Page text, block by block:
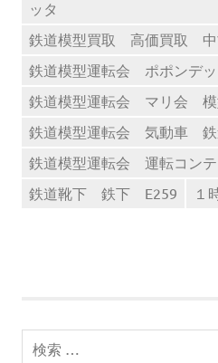
ッタ
鉄道模型買取 高価買取 中
鉄道模型運転会 ポポンデ
鉄道模型運転会 マリ会 模
鉄道模型運転会 気動車 鉄
鉄道模型運転会 運転コン
鉄道靴下 鉄下 E259
１